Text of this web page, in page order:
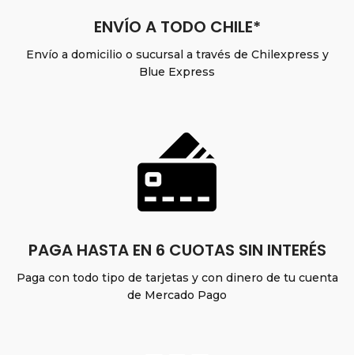
ENVÍO A TODO CHILE*
Envío a domicilio o sucursal a través de Chilexpress y
Blue Express
PAGA HASTA EN 6 CUOTAS SIN INTERÉS
Paga con todo tipo de tarjetas y con dinero de tu cuenta
de Mercado Pago